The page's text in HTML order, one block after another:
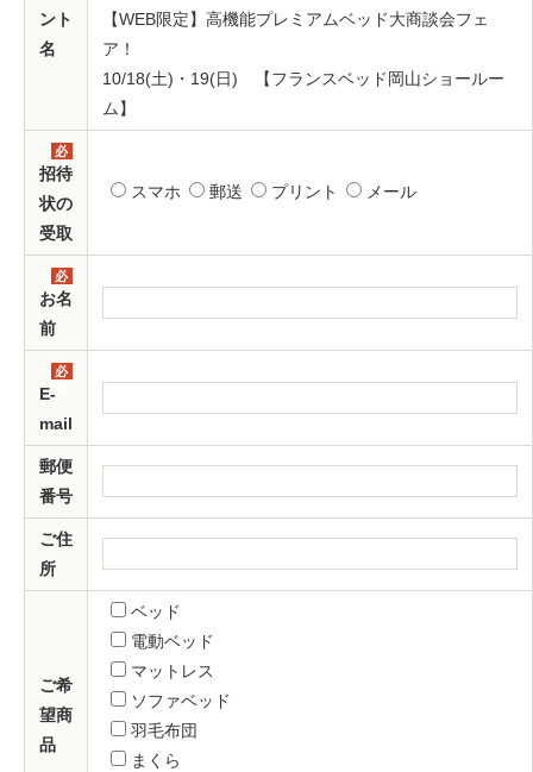
ント
名
【WEB限定】高機能プレミアムベッド大商談会フェ
ア！
10/18(土)・19(日) 【フランスベッド岡山ショールー
ム】
必
須
招待
状の
受取
スマホ 郵送 プリント メール
必
須
お名
前
必
E-
mail
郵便
番号
ご住
所
ご希
望商
品
ベッド
電動ベッド
マットレス
ソファベッド
羽毛布団
まくら